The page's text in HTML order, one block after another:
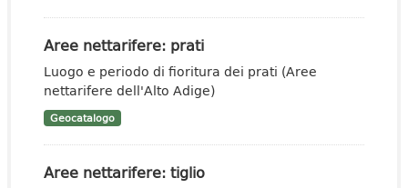
Aree nettarifere: prati
Luogo e periodo di fioritura dei prati (Aree
nettarifere dell'Alto Adige)
Geocatalogo
Aree nettarifere: tiglio